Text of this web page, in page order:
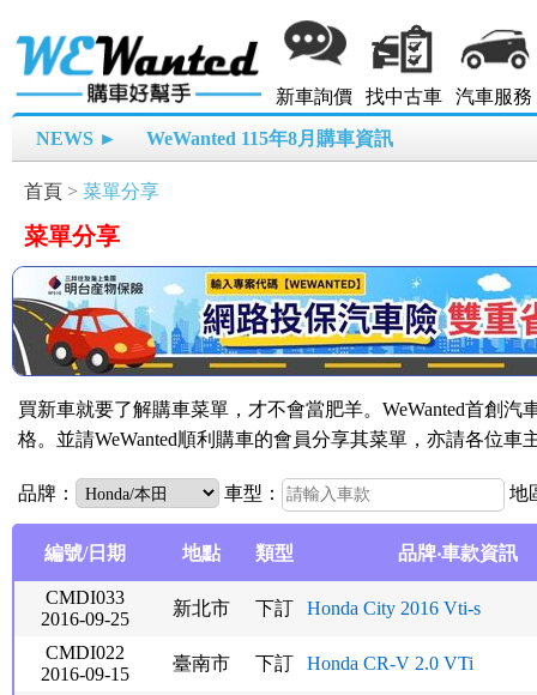
新車詢價 找中古車 汽車服務
NEWS ► WeWanted 115年8月購車資訊
首頁 > 菜單分享
菜單分享
買新車就要了解購車菜單，才不會當肥羊。WeWanted首創
格。並請WeWanted順利購車的會員分享其菜單，亦請各位
品牌： 車型： 地
編號/日期 地點 類型 品牌‧車款資訊
CMDI033
2016-09-25
新北市 下訂 Honda City 2016 Vti-s
CMDI022
2016-09-15
臺南市 下訂 Honda CR-V 2.0 VTi